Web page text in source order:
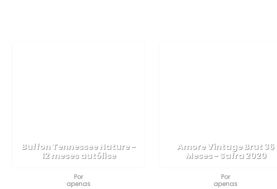
Buffon Tennessee Nature -
12 meses autólise
Por
apenas
Amore Vintage Brut 36
Meses - Safra 2020
Por
apenas